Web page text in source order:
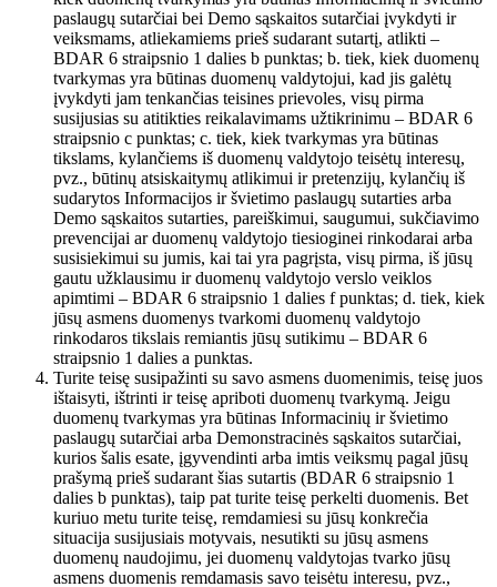
paslaugų sutarčiai bei Demo sąskaitos sutarčiai įvykdyti ir
veiksmams, atliekamiems prieš sudarant sutartį, atlikti –
BDAR 6 straipsnio 1 dalies b punktas; b. tiek, kiek duomenų
tvarkymas yra būtinas duomenų valdytojui, kad jis galėtų
įvykdyti jam tenkančias teisines prievoles, visų pirma
susijusias su atitikties reikalavimams užtikrinimu – BDAR 6
straipsnio c punktas; c. tiek, kiek tvarkymas yra būtinas
tikslams, kylančiems iš duomenų valdytojo teisėtų interesų,
pvz., būtinų atsiskaitymų atlikimui ir pretenzijų, kylančių iš
sudarytos Informacijos ir švietimo paslaugų sutarties arba
Demo sąskaitos sutarties, pareiškimui, saugumui, sukčiavimo
prevencijai ar duomenų valdytojo tiesioginei rinkodarai arba
susisiekimui su jumis, kai tai yra pagrįsta, visų pirma, iš jūsų
gautu užklausimu ir duomenų valdytojo verslo veiklos
apimtimi – BDAR 6 straipsnio 1 dalies f punktas; d. tiek, kiek
jūsų asmens duomenys tvarkomi duomenų valdytojo
rinkodaros tikslais remiantis jūsų sutikimu – BDAR 6
straipsnio 1 dalies a punktas.
Turite teisę susipažinti su savo asmens duomenimis, teisę juos
ištaisyti, ištrinti ir teisę apriboti duomenų tvarkymą. Jeigu
duomenų tvarkymas yra būtinas Informacinių ir švietimo
paslaugų sutarčiai arba Demonstracinės sąskaitos sutarčiai,
kurios šalis esate, įgyvendinti arba imtis veiksmų pagal jūsų
prašymą prieš sudarant šias sutartis (BDAR 6 straipsnio 1
dalies b punktas), taip pat turite teisę perkelti duomenis. Bet
kuriuo metu turite teisę, remdamiesi su jūsų konkrečia
situacija susijusiais motyvais, nesutikti su jūsų asmens
duomenų naudojimu, jei duomenų valdytojas tvarko jūsų
asmens duomenis remdamasis savo teisėtu interesu, pvz.,